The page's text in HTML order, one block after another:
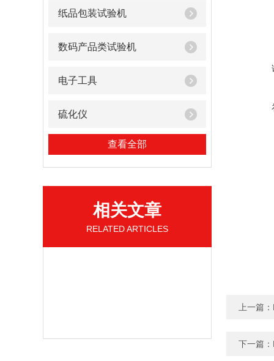
纸品包装试验机
数码产品类试验机
电子工具
硫化仪
查看全部
相关文章
RELATED ARTICLES
上一篇：
下一篇：